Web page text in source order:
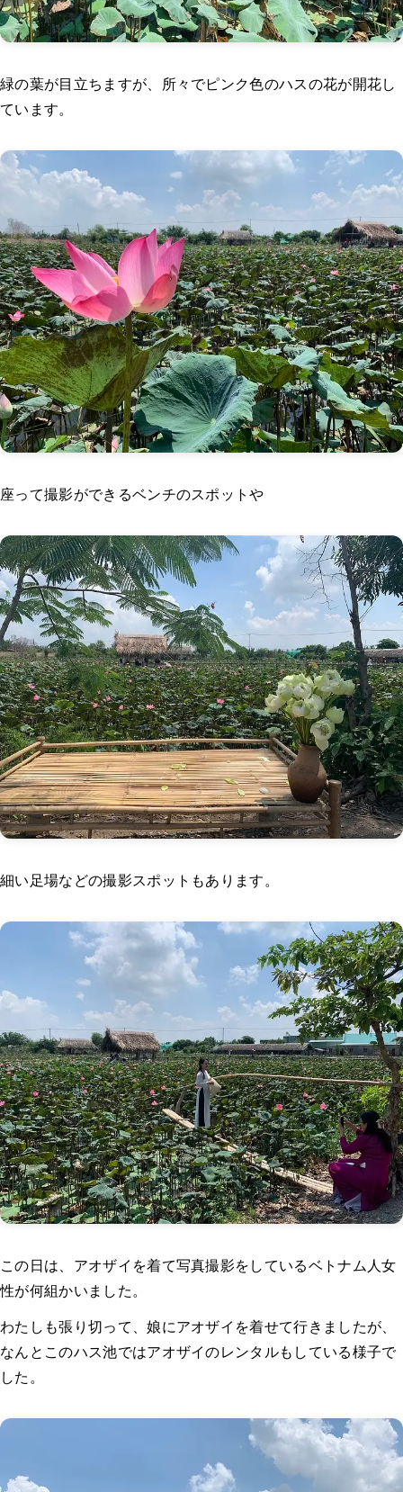
緑の葉が目立ちますが、所々でピンク色のハスの花が開花し
ています。
座って撮影ができるベンチのスポットや
細い足場などの撮影スポットもあります。
この日は、アオザイを着て写真撮影をしているベトナム人女
性が何組かいました。
わたしも張り切って、娘にアオザイを着せて行きましたが、
なんとこのハス池ではアオザイのレンタルもしている様子で
した。